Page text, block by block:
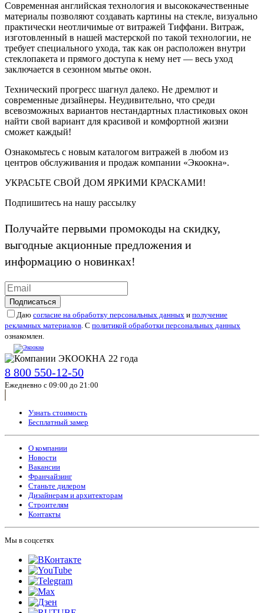
Современная английская технология и высококачественные
материалы позволяют создавать картины на стекле, визуально
практически неотличимые от витражей Тиффани. Витраж,
изготовленный в нашей мастерской по такой технологии, не
требует специального ухода, так как он расположен внутри
стеклопакета и прямого доступа к нему нет — весь уход
заключается в сезонном мытье окон.
Технический прогресс шагнул далеко. Не дремлют и
современные дизайнеры. Неудивительно, что среди
всевозможных вариантов нестандартных пластиковых окон
найти свой вариант для красивой и комфортной жизни
сможет каждый!
Ознакомьтесь с новым каталогом витражей в любом из
центров обслуживания и продаж компании «Экоокна».
УКРАСЬТЕ СВОЙ ДОМ ЯРКИМИ КРАСКАМИ!
Подпишитесь на нашу рассылку
Получайте первыми промокоды на скидку,
выгодные акционные предложения и
информацию о новинках!
Подписаться
Даю согласие на обработку персональных данных и получение
рекламных материалов. С политикой обработки персональных данных
ознакомлен.
8 800 550-12-50
Ежедневно с 09:00 до 21:00
Узнать стоимость
Бесплатный замер
О компании
Новости
Вакансии
Франчайзинг
Станьте дилером
Дизайнерам и архитекторам
Строителям
Контакты
Мы в соцсетях